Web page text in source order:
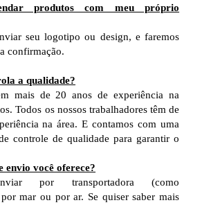
produtos com meu próprio
seu logotipo ou design, e faremos
confirmação.
a qualidade?
mais de 20 anos de experiência na
Todos os nossos trabalhadores têm de
na área. E contamos com uma
controle de qualidade para garantir o
envio você oferece?
por transportadora (como
mar ou por ar. Se quiser saber mais